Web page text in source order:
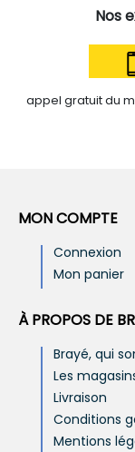
Nos
appel gratuit du
MON COMPTE
Connexion
Mon panier
À PROPOS DE
Brayé, qui
Les
Livraison
Conditions
Mentions